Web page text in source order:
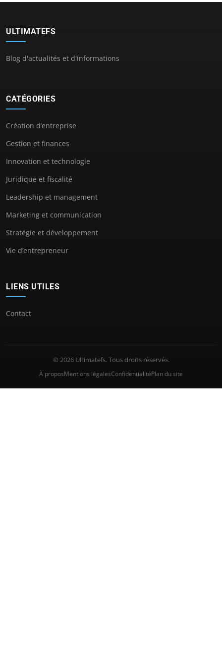
ULTIMATEFS
Blog d'actualités et d'informations
CATÉGORIES
Création d’entreprise
Gestion et finances
Innovation et technologie
Juridique et fiscalité
Leadership et management
Marketing et communication
Stratégie et développement
Vie d’entrepreneur
LIENS UTILES
Contact
© 2026 Ultimatefs. Tous droits réservés.
À proposMentions légalesConfidentialitéPlan du site